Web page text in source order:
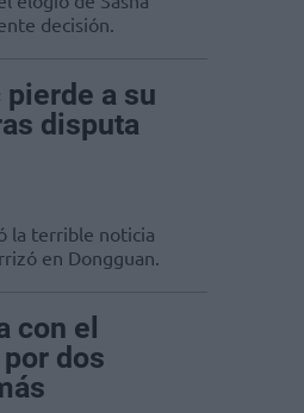
decisión.
a su
disputa
la terrible noticia
en Dongguan.
con el
dos